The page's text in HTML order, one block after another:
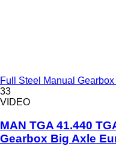
Full Steel Manual
33
VIDEO
MAN TGA 41.440
Gearbox Big Axle